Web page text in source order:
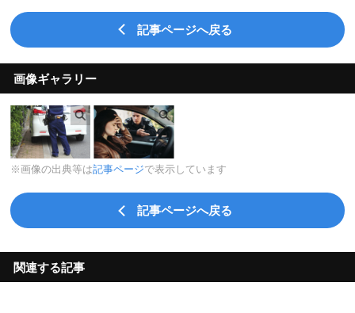
記事ページへ戻る
画像ギャラリー
※画像の出典等は記事ページで表示しています
記事ページへ戻る
関連する記事